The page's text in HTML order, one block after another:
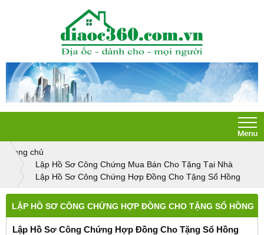
Trang chủ
Lập Hồ Sơ Công Chứng Mua Bán Cho Tặng Tại Nhà
Lập Hồ Sơ Công Chứng Hợp Đồng Cho Tặng Sổ Hồng
LẬP HỒ SƠ CÔNG CHỨNG HỢP ĐỒNG CHO TẶNG SỔ HỒNG
Lập Hồ Sơ Công Chứng Hợp Đồng Cho Tặng Sổ Hồng